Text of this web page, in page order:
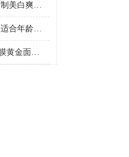
如何自制美白祛痘爽肤水 自制美白爽肤水配方
雾霾棕适合什么肤色 雾霾蓝适合年龄和肤色
ahc面膜黄金面膜用法 ahc面膜黄金面膜的成分